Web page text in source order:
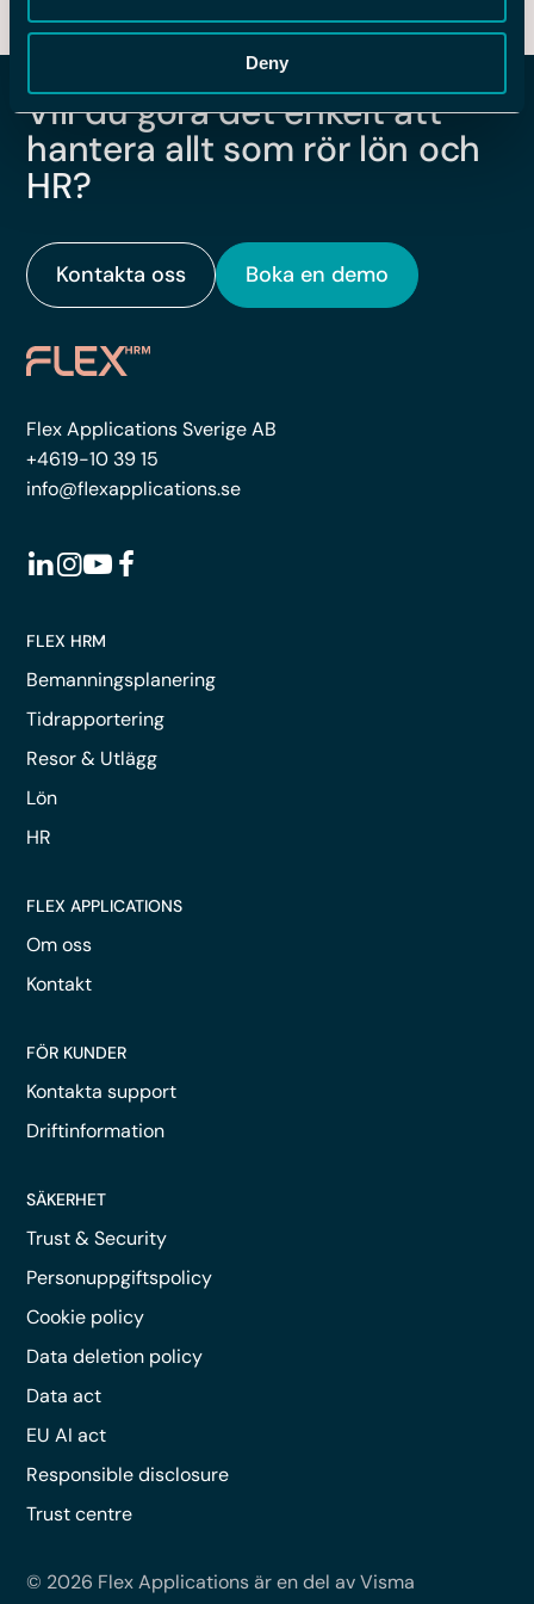
Deny
Vill du göra det enkelt att
hantera allt som rör lön och
HR?
Kontakta oss Boka en demo
Flex Applications Sverige AB
+4619-10 39 15
info@flexapplications.se
FLEX HRM
Bemanningsplanering
Tidrapportering
Resor & Utlägg
Lön
HR
FLEX APPLICATIONS
Om oss
Kontakt
FÖR KUNDER
Kontakta support
Driftinformation
SÄKERHET
Trust & Security
Personuppgiftspolicy
Cookie policy
Data deletion policy
Data act
EU AI act
Responsible disclosure
Trust centre
© 2026 Flex Applications är en del av Visma